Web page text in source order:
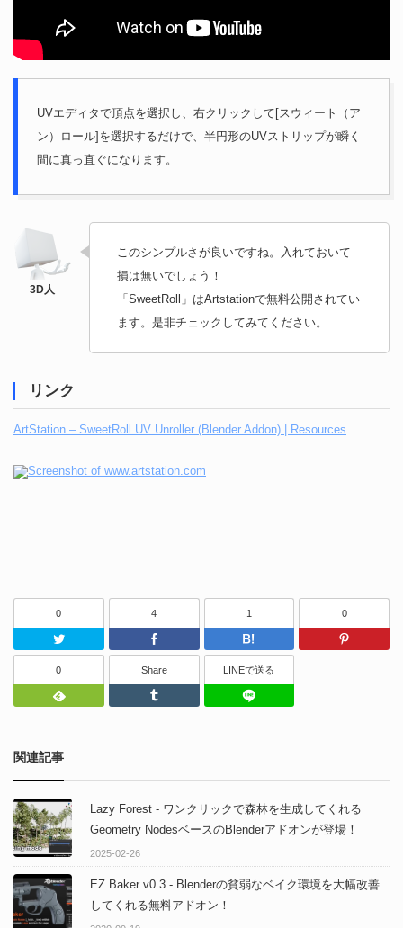
UVエディタで頂点を選択し、右クリックして[スウィート（ア
ン）ロール]を選択するだけで、半円形のUVストリップが瞬く
間に真っ直ぐになります。
このシンプルさが良いですね。入れておいて
損は無いでしょう！
「SweetRoll」はArtstationで無料公開されてい
ます。是非チェックしてみてください。
リンク
ArtStation – SweetRoll UV Unroller (Blender Addon) | Resources
0
Twitter
4
Facebook
1
はてなブッ
0
0
Feedly
Share
Tumblr
LINEで送る
関連記事
Lazy Forest - ワンクリックで森林を生成してくれる
Geometry NodesベースのBlenderアドオンが登場！
2025-02-26
EZ Baker v0.3 - Blenderの貧弱なベイク環境を大幅改善
してくれる無料アドオン！